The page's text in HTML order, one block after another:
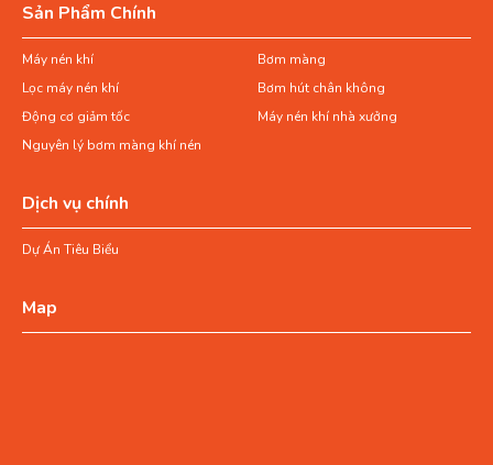
Sản Phẩm Chính
Máy nén khí
Bơm màng
Lọc máy nén khí
Bơm hút chân không
Động cơ giảm tốc
Máy nén khí nhà xưởng
Nguyên lý bơm màng khí nén
Dịch vụ chính
Dự Án Tiêu Biểu
Map